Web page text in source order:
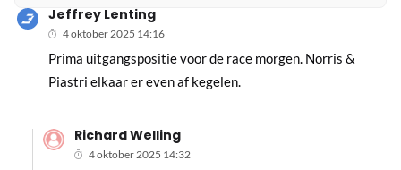
Jeffrey Lenting
4 oktober 2025 14:16
Prima uitgangspositie voor de race morgen. Norris &
Piastri elkaar er even af kegelen.
Richard Welling
4 oktober 2025 14:32